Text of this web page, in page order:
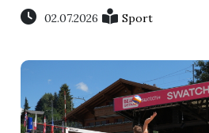
02.07.2026 Sport